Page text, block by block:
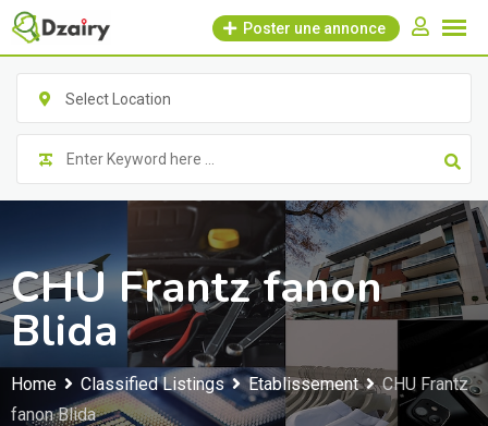
Skip
content
Poster une annonce
Select Location
CHU Frantz fanon
Blida
Home Classified Listings Etablissement
CHU Frantz
fanon Blida